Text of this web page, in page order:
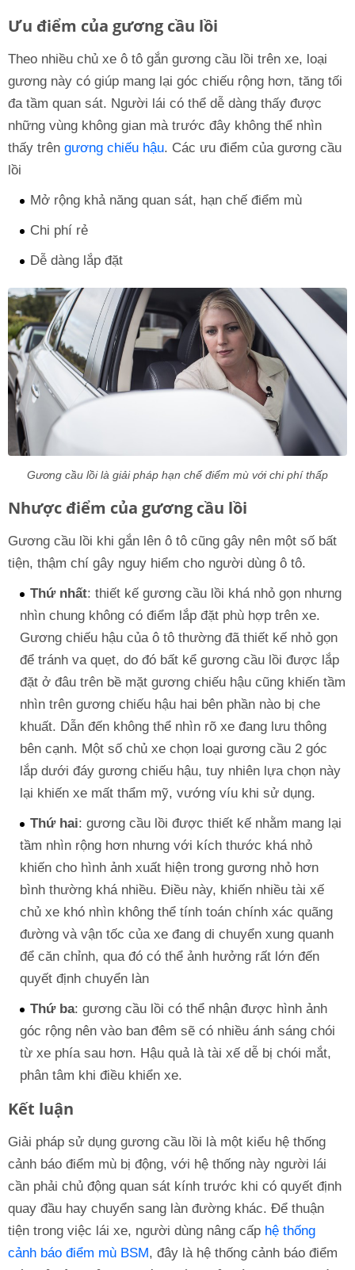
Ưu điểm của gương cầu lồi
Theo nhiều chủ xe ô tô gắn gương cầu lồi trên xe, loại
gương này có giúp mang lại góc chiếu rộng hơn, tăng tối
đa tầm quan sát. Người lái có thể dễ dàng thấy được
những vùng không gian mà trước đây không thể nhìn
thấy trên gương chiếu hậu. Các ưu điểm của gương cầu
lồi
Mở rộng khả năng quan sát, hạn chế điểm mù
Chi phí rẻ
Dễ dàng lắp đặt
Gương cầu lồi là giải pháp hạn chế điểm mù với chi phí thấp
Nhược điểm của gương cầu lồi
Gương cầu lồi khi gắn lên ô tô cũng gây nên một số bất
tiện, thậm chí gây nguy hiểm cho người dùng ô tô.
Thứ nhất: thiết kế gương cầu lồi khá nhỏ gọn nhưng
nhìn chung không có điểm lắp đặt phù hợp trên xe.
Gương chiếu hậu của ô tô thường đã thiết kế nhỏ gọn
để tránh va quẹt, do đó bất kể gương cầu lồi được lắp
đặt ở đâu trên bề mặt gương chiếu hậu cũng khiến tầm
nhìn trên gương chiếu hậu hai bên phần nào bị che
khuất. Dẫn đến không thể nhìn rõ xe đang lưu thông
bên cạnh. Một số chủ xe chọn loại gương cầu 2 góc
lắp dưới đáy gương chiếu hậu, tuy nhiên lựa chọn này
lại khiến xe mất thẩm mỹ, vướng víu khi sử dụng.
Thứ hai: gương cầu lồi được thiết kế nhằm mang lại
tầm nhìn rộng hơn nhưng với kích thước khá nhỏ
khiến cho hình ảnh xuất hiện trong gương nhỏ hơn
bình thường khá nhiều. Điều này, khiến nhiều tài xế
chủ xe khó nhìn không thể tính toán chính xác quãng
đường và vận tốc của xe đang di chuyển xung quanh
để căn chỉnh, qua đó có thể ảnh hưởng rất lớn đến
quyết định chuyển làn
Thứ ba: gương cầu lồi có thể nhận được hình ảnh
góc rộng nên vào ban đêm sẽ có nhiều ánh sáng chói
từ xe phía sau hơn. Hậu quả là tài xế dễ bị chói mắt,
phân tâm khi điều khiển xe.
Kết luận
Giải pháp sử dụng gương cầu lồi là một kiểu hệ thống
cảnh báo điểm mù bị động, với hệ thống này người lái
cần phải chủ động quan sát kính trước khi có quyết định
quay đầu hay chuyển sang làn đường khác. Để thuận
tiện trong việc lái xe, người dùng nâng cấp hệ thống
cảnh báo điểm mù BSM, đây là hệ thống cảnh báo điểm